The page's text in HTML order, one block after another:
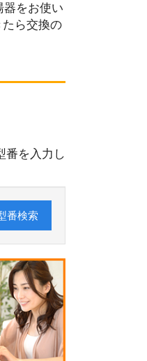
器をお使い
ら交換の
番を入力し
番検索